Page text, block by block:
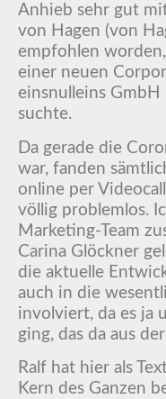
Anhieb sehr gut
von Hagen (von
empfohlen
einer neuen
einsnulleins GmbH
suchte.
Da gerade die
war, fanden
online per
völlig problemlos.
Marketing-Team
Carina Glöckner
die aktuelle
auch in die
involviert, da es ja
ging, das da aus
Ralf hat hier als
Kern des Ganzen